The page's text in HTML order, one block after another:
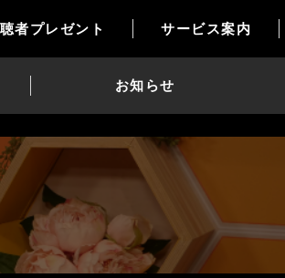
者プレゼント サービス案内
お知らせ